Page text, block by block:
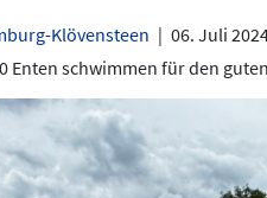
Klövensteen | 06. Juli
Enten schwimmen für den